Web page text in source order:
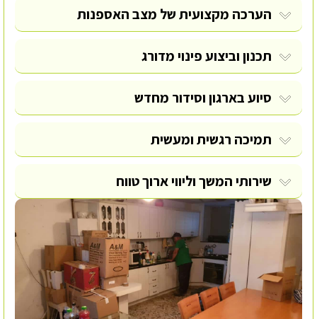
הערכה מקצועית של מצב האספנות
תכנון וביצוע פינוי מדורג
סיוע בארגון וסידור מחדש
תמיכה רגשית ומעשית
שירותי המשך וליווי ארוך טווח